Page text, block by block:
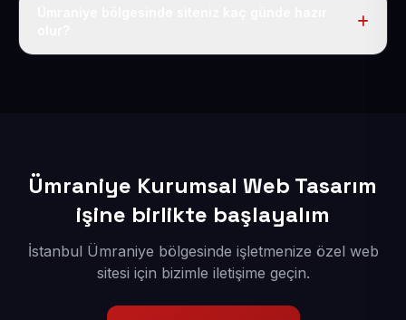
Ümraniye Kurumsal Web Tasarım
işine birlikte başlayalım
İstanbul Ümraniye bölgesinde işletmenize özel web
sitesi için bizimle iletişime geçin.